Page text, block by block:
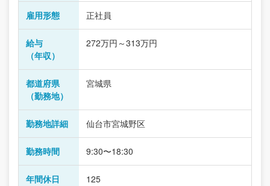
雇用形態 正社員
給与
（年収）
272万円～313万円
都道府県
（勤務地）
宮城県
勤務地詳細 仙台市宮城野区
勤務時間 9:30〜18:30
年間休日 125